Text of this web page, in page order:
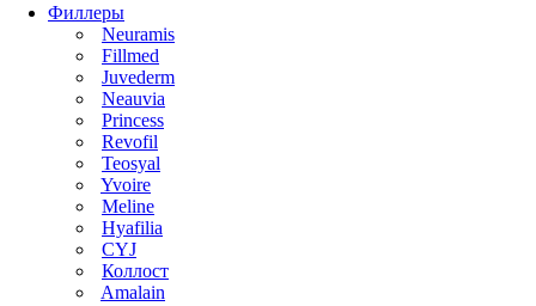
Филлеры
Neuramis
Fillmed
Juvederm
Neauvia
Princess
Revofil
Teosyal
Yvoire
Meline
Hyafilia
CYJ
Коллост
Amalain